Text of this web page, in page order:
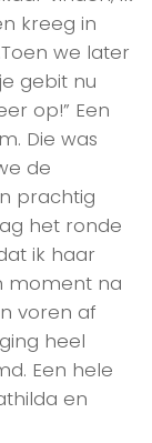
kreeg in
we later
gebit nu
op!” Een
Die was
de
prachtig
het ronde
ik haar
moment na
voren af
heel
Een hele
en